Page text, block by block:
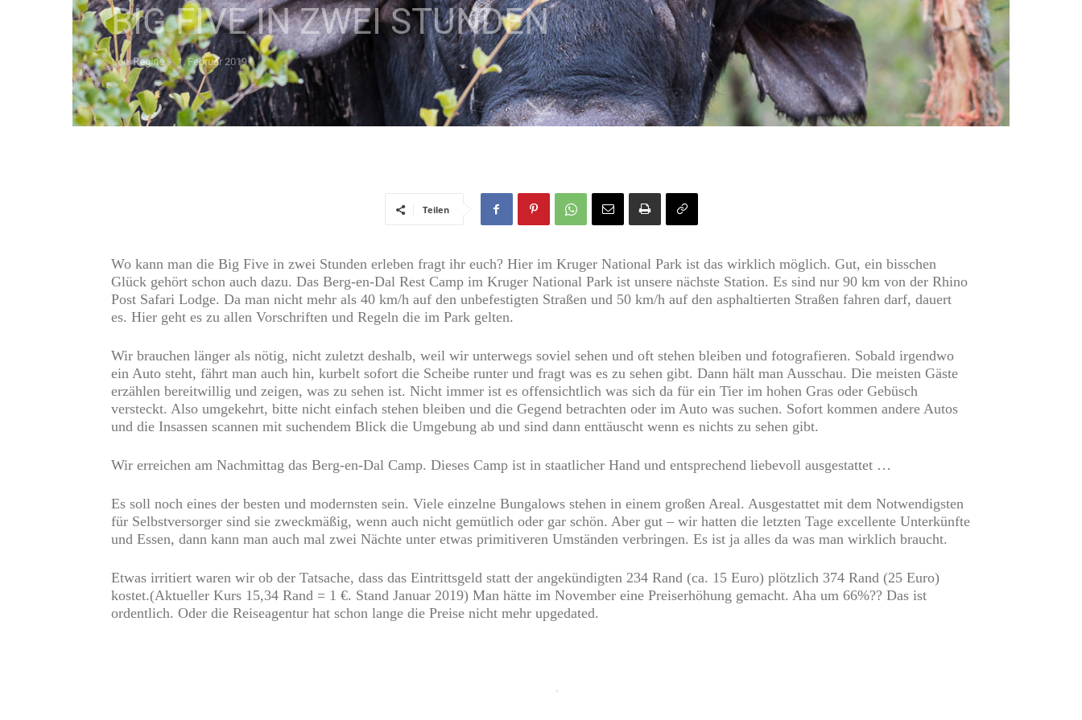
BIG FIVE IN ZWEI STUNDEN
Von Regine - 1. Februar 2019
Teilen
Wo kann man die Big Five in zwei Stunden erleben fragt ihr euch? Hier im Kruger National Park ist das wirklich möglich. Gut, ein bisschen
Glück gehört schon auch dazu. Das Berg-en-Dal Rest Camp im Kruger National Park ist unsere nächste Station. Es sind nur 90 km von der Rhino
Post Safari Lodge. Da man nicht mehr als 40 km/h auf den unbefestigten Straßen und 50 km/h auf den asphaltierten Straßen fahren darf, dauert
es. Hier geht es zu allen Vorschriften und Regeln die im Park gelten.
Wir brauchen länger als nötig, nicht zuletzt deshalb, weil wir unterwegs soviel sehen und oft stehen bleiben und fotografieren. Sobald irgendwo
ein Auto steht, fährt man auch hin, kurbelt sofort die Scheibe runter und fragt was es zu sehen gibt. Dann hält man Ausschau. Die meisten Gäste
erzählen bereitwillig und zeigen, was zu sehen ist. Nicht immer ist es offensichtlich was sich da für ein Tier im hohen Gras oder Gebüsch
versteckt. Also umgekehrt, bitte nicht einfach stehen bleiben und die Gegend betrachten oder im Auto was suchen. Sofort kommen andere Autos
und die Insassen scannen mit suchendem Blick die Umgebung ab und sind dann enttäuscht wenn es nichts zu sehen gibt.
Wir erreichen am Nachmittag das Berg-en-Dal Camp. Dieses Camp ist in staatlicher Hand und entsprechend liebevoll ausgestattet …
Es soll noch eines der besten und modernsten sein. Viele einzelne Bungalows stehen in einem großen Areal. Ausgestattet mit dem Notwendigsten
für Selbstversorger sind sie zweckmäßig, wenn auch nicht gemütlich oder gar schön. Aber gut – wir hatten die letzten Tage excellente Unterkünfte
und Essen, dann kann man auch mal zwei Nächte unter etwas primitiveren Umständen verbringen. Es ist ja alles da was man wirklich braucht.
Etwas irritiert waren wir ob der Tatsache, dass das Eintrittsgeld statt der angekündigten 234 Rand (ca. 15 Euro) plötzlich 374 Rand (25 Euro)
kostet.(Aktueller Kurs 15,34 Rand = 1 €. Stand Januar 2019) Man hätte im November eine Preiserhöhung gemacht. Aha um 66%?? Das ist
ordentlich. Oder die Reiseagentur hat schon lange die Preise nicht mehr upgedated.